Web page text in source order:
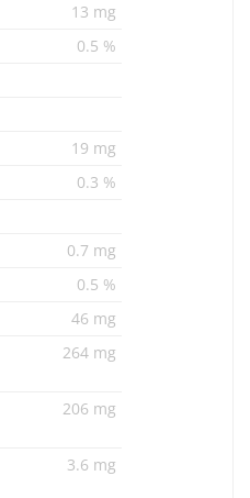
13 mg
0.5 %
19 mg
0.3 %
0.7 mg
0.5 %
46 mg
264 mg
206 mg
3.6 mg